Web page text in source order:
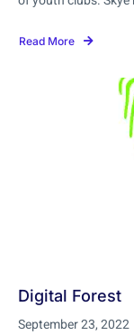
Read More
Digital Forest
September 23, 2022